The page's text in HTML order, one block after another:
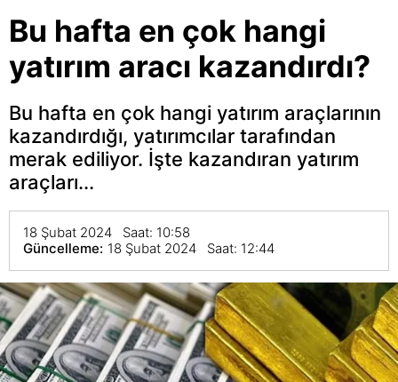
Bu hafta en çok hangi
yatırım aracı kazandırdı?
Bu hafta en çok hangi yatırım araçlarının
kazandırdığı, yatırımcılar tarafından
merak ediliyor. İşte kazandıran yatırım
araçları...
18 Şubat 2024 Saat: 10:58
Güncelleme: 18 Şubat 2024 Saat: 12:44